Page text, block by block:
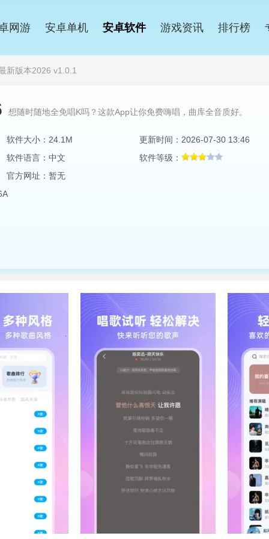
网游 安卓单机 安卓软件 游戏资讯 排行榜
新版本2026 v1.0.1
想随时随地全免唱K吗？这款App让你免费嗨唱，曲库全音质好。
软件大小：24.1M
更新时间：2026-07-30 13:46
软件语言：中文
软件等级：
官方网址：暂无